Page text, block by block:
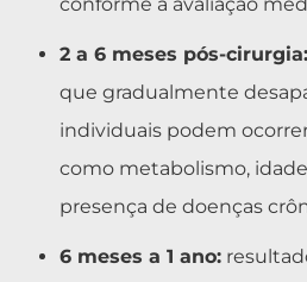
2 a 6 meses pós-cirurgia:
que gradualmente
individuais podem
como metabolismo,
presença de doenças
6 meses a 1 ano: